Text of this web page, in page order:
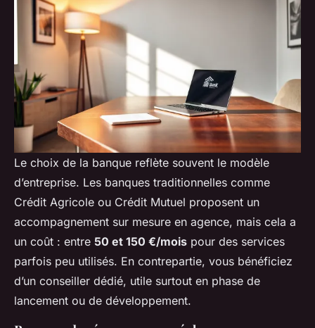
Le choix de la banque reflète souvent le modèle
d’entreprise. Les banques traditionnelles comme
Crédit Agricole ou Crédit Mutuel proposent un
accompagnement sur mesure en agence, mais cela a
un coût : entre 50 et 150 €/mois pour des services
parfois peu utilisés. En contrepartie, vous bénéficiez
d’un conseiller dédié, utile surtout en phase de
lancement ou de développement.